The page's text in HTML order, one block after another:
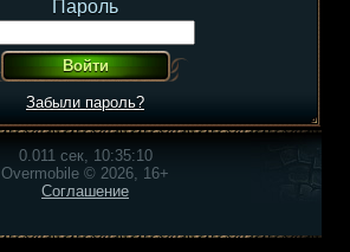
Пароль
Забыли пароль?
0.011 сек, 10:35:10
Overmobile © 2026, 16+
Соглашение